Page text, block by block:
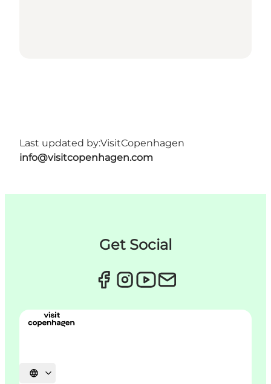
Last updated by:VisitCopenhagen
info@visitcopenhagen.com
Get Social
Select language